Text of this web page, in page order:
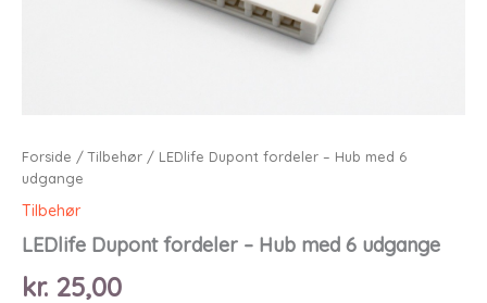
Forside /Tilbehør / LEDlife Dupont fordeler – Hub med 6
udgange
Tilbehør
LEDlife Dupont fordeler – Hub med 6 udgange
kr. 25,00